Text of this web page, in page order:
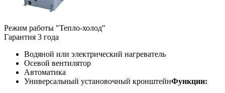
Режим работы "Тепло-холод"
Гарантия 3 года
Водяной или электрический нагреватель
Осевой вентилятор
Автоматика
Универсальный установочный кронштейнФункции: